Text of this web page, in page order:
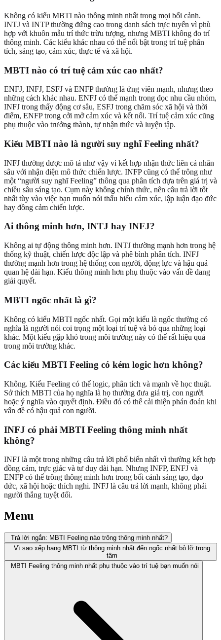
Không có kiểu MBTI nào thông minh nhất trong mọi bối cảnh.
INTJ và INTP thường đứng cao trong danh sách trực tuyến vì phù
hợp với khuôn mẫu trí thức trừu tượng, nhưng MBTI không đo trí
thông minh. Các kiểu khác nhau có thể nổi bật trong trí tuệ phân
tích, sáng tạo, cảm xúc, thực tế và xã hội.
MBTI nào có trí tuệ cảm xúc cao nhất?
ENFJ, INFJ, ESFJ và ENFP thường là ứng viên mạnh, nhưng theo
những cách khác nhau. ENFJ có thể mạnh trong đọc nhu cầu nhóm,
INFJ trong thấy động cơ sâu, ESFJ trong chăm sóc xã hội và thời
điểm, ENFP trong cởi mở cảm xúc và kết nối. Trí tuệ cảm xúc cũng
phụ thuộc vào trưởng thành, tự nhận thức và luyện tập.
Kiểu MBTI nào là người suy nghĩ Feeling nhất?
INFJ thường được mô tả như vậy vì kết hợp nhận thức liên cá nhân
sâu với nhận diện mô thức chiến lược. INFP cũng có thể trông như
một “người suy nghĩ Feeling” thông qua phân tích dựa trên giá trị và
chiều sâu sáng tạo. Cụm này không chính thức, nên câu trả lời tốt
nhất tùy vào việc bạn muốn nói thấu hiểu cảm xúc, lập luận đạo đức
hay đồng cảm chiến lược.
Ai thông minh hơn, INTJ hay INFJ?
Không ai tự động thông minh hơn. INTJ thường mạnh hơn trong hệ
thống kỹ thuật, chiến lược độc lập và phê bình phân tích. INFJ
thường mạnh hơn trong hệ thống con người, động lực và hậu quả
quan hệ dài hạn. Kiểu thông minh hơn phụ thuộc vào vấn đề đang
giải quyết.
MBTI ngốc nhất là gì?
Không có kiểu MBTI ngốc nhất. Gọi một kiểu là ngốc thường có
nghĩa là người nói coi trọng một loại trí tuệ và bỏ qua những loại
khác. Một kiểu gặp khó trong môi trường này có thể rất hiệu quả
trong môi trường khác.
Các kiểu MBTI Feeling có kém logic hơn không?
Không. Kiểu Feeling có thể logic, phân tích và mạnh về học thuật.
Sở thích MBTI của họ nghĩa là họ thường đưa giá trị, con người
hoặc ý nghĩa vào quyết định. Điều đó có thể cải thiện phán đoán khi
vấn đề có hậu quả con người.
INFJ có phải MBTI Feeling thông minh nhất
không?
INFJ là một trong những câu trả lời phổ biến nhất vì thường kết hợp
đồng cảm, trực giác và tư duy dài hạn. Nhưng INFP, ENFJ và
ENFP có thể trông thông minh hơn trong bối cảnh sáng tạo, đạo
đức, xã hội hoặc thích nghi. INFJ là câu trả lời mạnh, không phải
người thắng tuyệt đối.
Menu
Trả lời ngắn: MBTI Feeling nào trông thông minh nhất?
Vì sao xếp hạng MBTI từ thông minh nhất đến ngốc nhất bỏ lỡ trọng
tâm
MBTI Feeling thông minh nhất phụ thuộc vào trí tuệ bạn muốn nói